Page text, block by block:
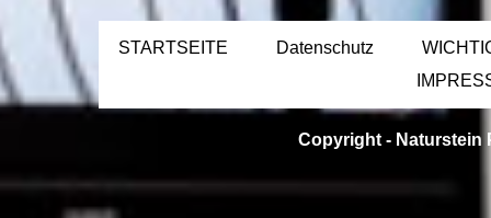
STARTSEITE Datenschutz
Copyright - Naturstein